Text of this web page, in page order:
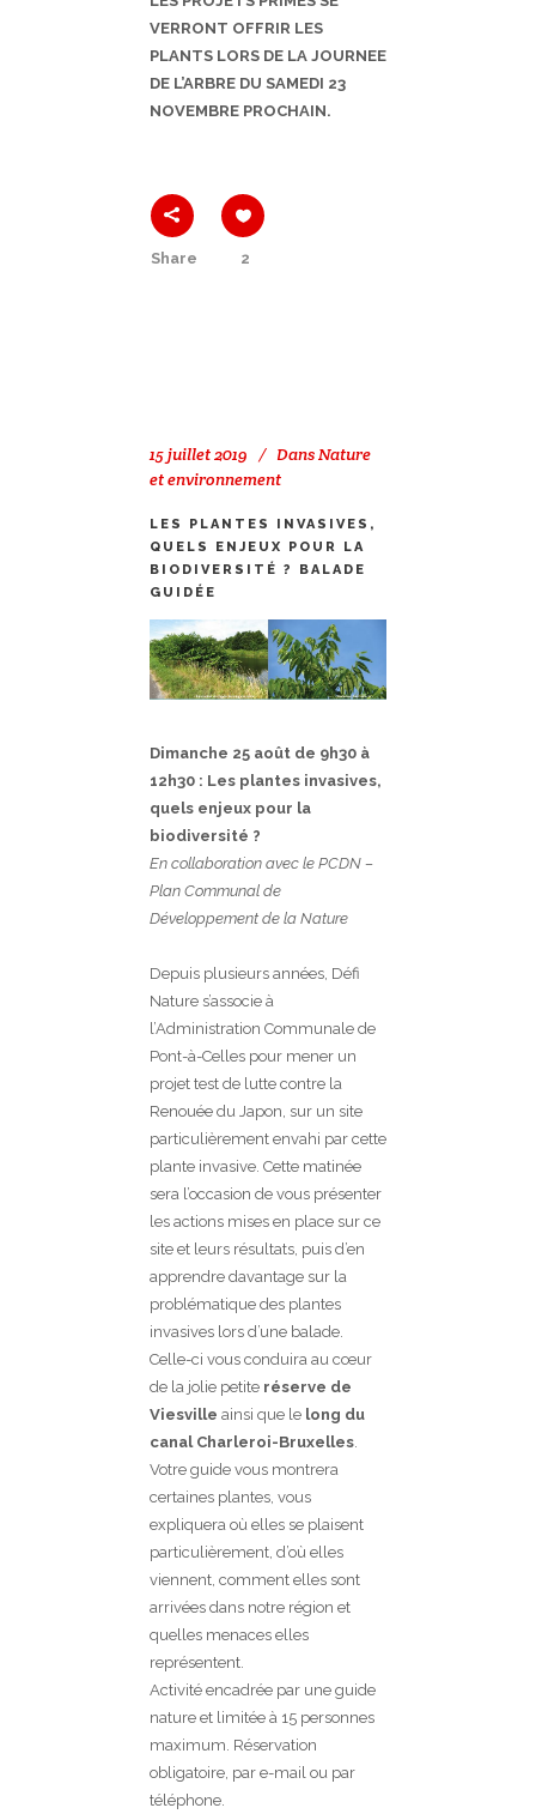
VERRONT OFFRIR LES
PLANTS LORS DE LA JOURNEE
DE L’ARBRE DU SAMEDI 23
NOVEMBRE PROCHAIN.
Share 2
15 juillet 2019 DansNature
et environnement
LES PLANTES INVASIVES,
QUELS ENJEUX POUR LA
BIODIVERSITÉ ? BALADE
GUIDÉE
Dimanche 25 août de 9h30 à
12h30 : Les plantes invasives,
quels enjeux pour la
biodiversité ?
En collaboration avec le PCDN –
Plan Communal de
Développement de la Nature
Depuis plusieurs années, Défi
Nature s’associe à
l’Administration Communale de
Pont-à-Celles pour mener un
projet test de lutte contre la
Renouée du Japon, sur un site
particulièrement envahi par cette
plante invasive. Cette matinée
sera l’occasion de vous présenter
les actions mises en place sur ce
site et leurs résultats, puis d’en
apprendre davantage sur la
problématique des plantes
invasives lors d’une balade.
Celle-ci vous conduira au cœur
de la jolie petite réserve de
Viesville ainsi que le long du
canal Charleroi-Bruxelles
Votre guide vous montrera
certaines plantes, vous
expliquera où elles se plaisent
particulièrement, d’où elles
viennent, comment elles sont
arrivées dans notre région et
quelles menaces elles
représentent.
Activité encadrée par une guide
nature et limitée à 15 personnes
maximum. Réservation
obligatoire, par e-mail ou par
téléphone.